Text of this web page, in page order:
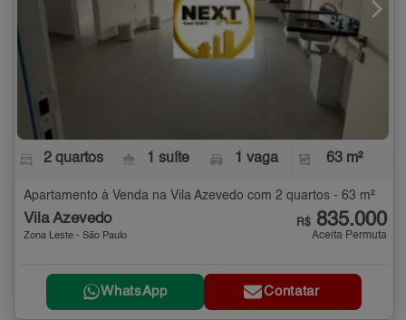
2 quartos 1 suíte 1 vaga 63 m²
Apartamento à Venda na Vila Azevedo com 2 quartos - 63 m²
Vila Azevedo
Zona Leste - São Paulo
R$ 835.000
Aceita Permuta
WhatsApp Contatar